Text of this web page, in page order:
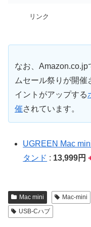
リンク
なお、Amazon.co.jp
ムセール祭りが開
イントがアップする
催されています。
UGREEN Mac
タンド : 13,999円
Mac mini Mac-mini
USB-Cハブ